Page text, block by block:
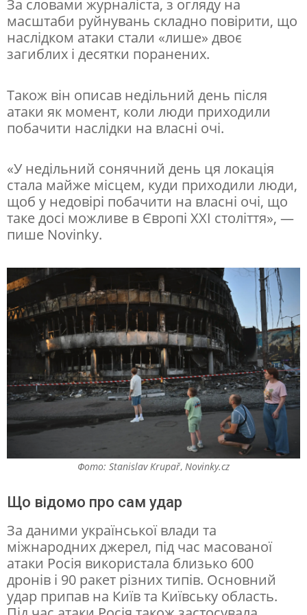
с
п
о
д
е
т
п
о
к
з
а
в
а
д
р
и
і
ц
я
о
д
За словами журналіста, з огляду на
масштаби руйнувань складно повірити, що
наслідком атаки стали «лише» двоє
загиблих і десятки поранених.
Також він описав недільний день після
атаки як момент, коли люди приходили
побачити наслідки на власні очі.
«У недільний сонячний день ця локація
стала майже місцем, куди приходили люди,
щоб у недовірі побачити на власні очі, що
таке досі можливе в Європі XXI століття», —
пише Novinky.
Фото: Stanislav Krupař, Novinky.cz
Що відомо про сам удар
За даними української влади та
міжнародних джерел, під час масованої
атаки Росія використала близько 600
дронів і 90 ракет різних типів. Основний
удар припав на Київ та Київську область.